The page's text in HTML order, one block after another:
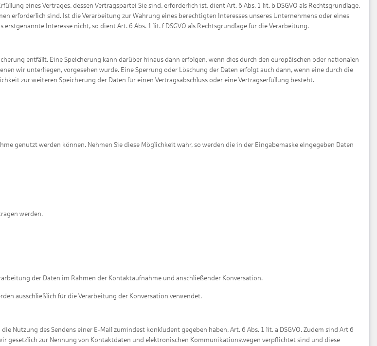
eines Vertrages, dessen Vertragspartei Sie sind, erforderlich ist, dient Art. 6 Abs. 1 lit. b DSGVO als Rechtsgrundlage.
erforderlich sind. Ist die Verarbeitung zur Wahrung eines berechtigten Interesses unseres Unternehmens oder eines
Interesse nicht, so dient Art. 6 Abs. 1 lit. f DSGVO als Rechtsgrundlage für die Verarbeitung.
entfällt. Eine Speicherung kann darüber hinaus dann erfolgen, wenn dies durch den europäischen oder nationalen
wir unterliegen, vorgesehen wurde. Eine Sperrung oder Löschung der Daten erfolgt auch dann, wenn eine durch die
zur weiteren Speicherung der Daten für einen Vertragsabschluss oder eine Vertragserfüllung besteht.
genutzt werden können. Nehmen Sie diese Möglichkeit wahr, so werden die in der Eingabemaske eingegeben Daten
werden.
der Daten im Rahmen der Kontaktaufnahme und anschließender Konversation.
ausschließlich für die Verarbeitung der Konversation verwendet.
Nutzung des Sendens einer E-Mail zumindest konkludent gegeben haben, Art. 6 Abs. 1 lit. a DSGVO. Zudem sind Art 6
gesetzlich zur Nennung von Kontaktdaten und elektronischen Kommunikationswegen verpflichtet sind und diese